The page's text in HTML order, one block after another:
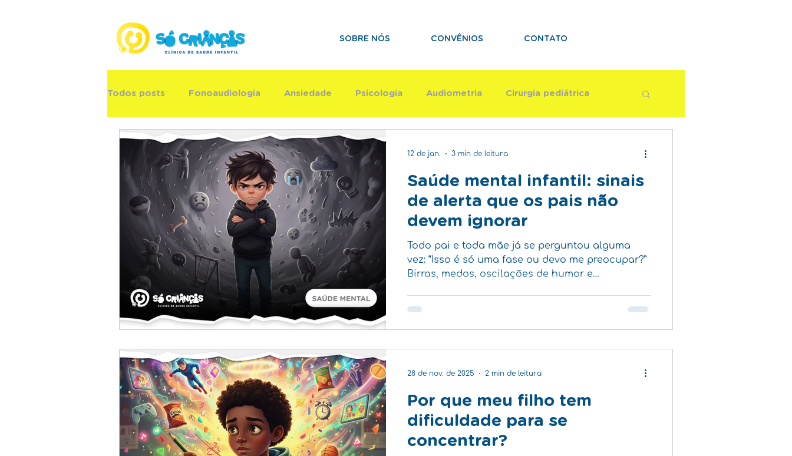
SOBRE NÓS CONVÊNIOS CONTATO
Todos posts Fonoaudiologia Ansiedade Psicologia Audiometria Cirurgia pediátrica
Pediatria Neuropediatria Terapia Ocupacional
Psicopedagogia
Saúde mental infantil: sinais
de alerta que os pais não
devem ignorar
Todo pai e toda mãe já se perguntou alguma
vez: “Isso é só uma fase ou devo me preocupar?”
Birras, medos, oscilações de humor e
intensos ou persistentes, eles podem ser um
12 de jan. 3 min de leitura
Por que meu filho tem
dificuldade para se
concentrar?
28 de nov. de 2025 2 min de leitura